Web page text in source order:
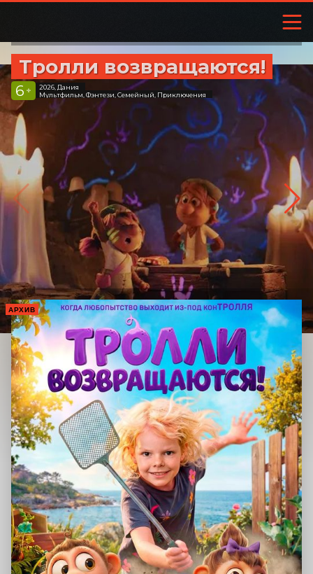
Тролли возвращаются!
6 +
2026, Дания
Мультфильм, Фэнтези, Семейный, Приключения
АРХИВ